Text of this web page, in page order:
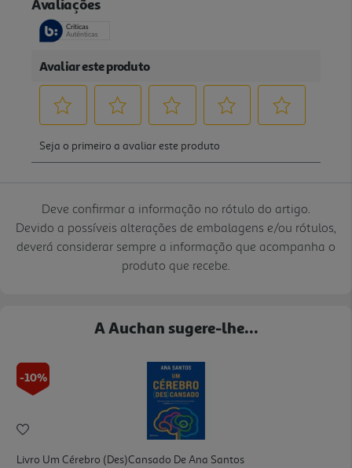
Deve confirmar a informação no rótulo do artigo.
Devido a possíveis alterações de embalagens e/ou rótulos,
deverá considerar sempre a informação que acompanha o
produto que recebe.
A Auchan sugere-lhe...
-10%
Livro Um Cérebro (des)cansado De Ana Santos